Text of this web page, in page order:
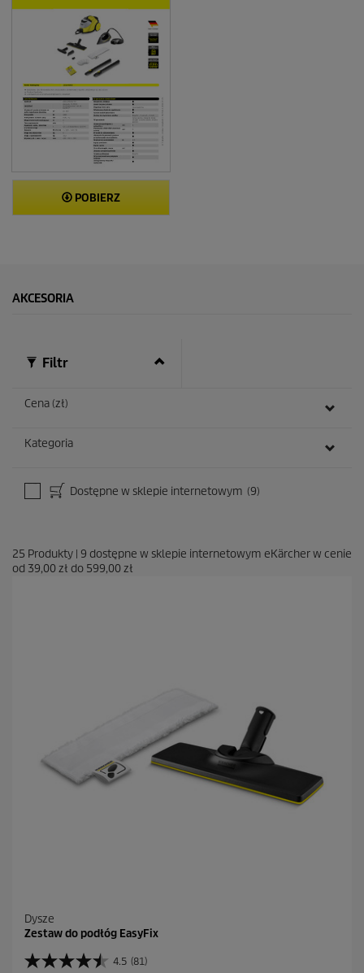
POBIERZ
AKCESORIA
Filtr
Cena (zł)
Kategoria
Dostępne w sklepie internetowym (9)
25 Produkty | 9 dostępne w sklepie internetowym eKärcher w cenie
od 39,00 zł do 599,00 zł
Dysze
Zestaw do podłóg EasyFix
4.5 (81)
4